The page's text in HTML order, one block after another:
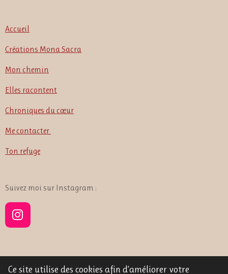
Ce site utilise des cookies afin d’améliorer votre
Accueil
Créations Mona Sacra
Mon chemin
Elles racontent
Chroniques du cœur
Me contacter
Ton refuge
Suivez moi sur Instagram :
I
n
t